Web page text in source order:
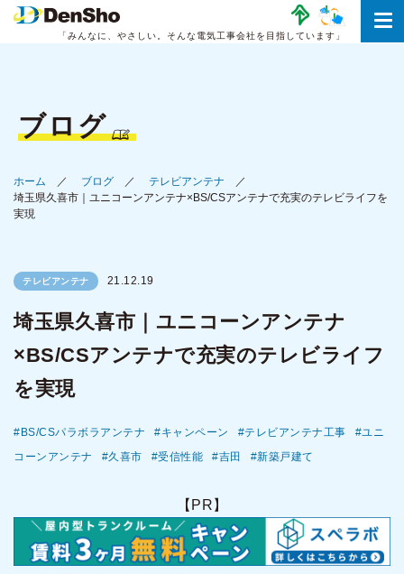
「みんなに、やさしい。 そんな電気工事会社を目指しています」
ブログ
ホーム ブログ
テレビアンテナ
埼玉県久喜市｜ユニコーンアンテナ×BS/CSアンテナで充実のテレビライフを
実現
テレビアンテナ 21.12.19
埼玉県久喜市｜ユニコーンアンテナ
×BS/CSアンテナで充実のテレビライフ
を実現
BS/CSパラボラアンテナ キャンペーン テレビアンテナ工事
ユニ
コーンアンテナ
久喜市 受信性能 吉田 新築戸建て
【PR】